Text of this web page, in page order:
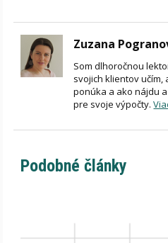
Zuzana
Som dlhoročnou
svojich klientov učím,
ponúka a ako nájdu
pre svoje výpočty.
Podobné články